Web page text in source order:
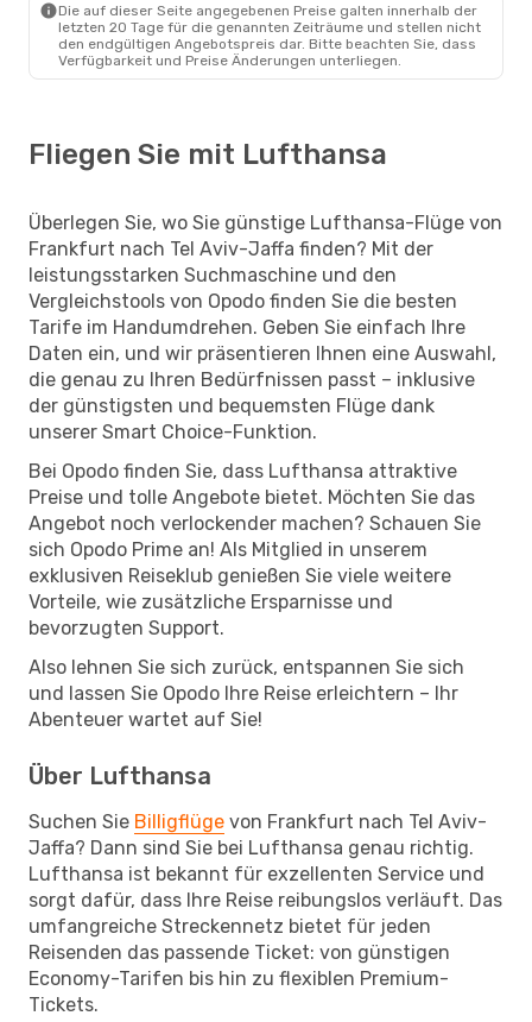
Die auf dieser Seite angegebenen Preise galten innerhalb der
letzten 20 Tage für die genannten Zeiträume und stellen nicht
den endgültigen Angebotspreis dar. Bitte beachten Sie, dass
Verfügbarkeit und Preise Änderungen unterliegen.
Fliegen Sie mit Lufthansa
Überlegen Sie, wo Sie günstige Lufthansa-Flüge von
Frankfurt nach Tel Aviv-Jaffa finden? Mit der
leistungsstarken Suchmaschine und den
Vergleichstools von Opodo finden Sie die besten
Tarife im Handumdrehen. Geben Sie einfach Ihre
Daten ein, und wir präsentieren Ihnen eine Auswahl,
die genau zu Ihren Bedürfnissen passt – inklusive
der günstigsten und bequemsten Flüge dank
unserer Smart Choice-Funktion.
Bei Opodo finden Sie, dass Lufthansa attraktive
Preise und tolle Angebote bietet. Möchten Sie das
Angebot noch verlockender machen? Schauen Sie
sich Opodo Prime an! Als Mitglied in unserem
exklusiven Reiseklub genießen Sie viele weitere
Vorteile, wie zusätzliche Ersparnisse und
bevorzugten Support.
Also lehnen Sie sich zurück, entspannen Sie sich
und lassen Sie Opodo Ihre Reise erleichtern – Ihr
Abenteuer wartet auf Sie!
Über Lufthansa
Suchen Sie Billigflüge von Frankfurt nach Tel Aviv-
Jaffa? Dann sind Sie bei Lufthansa genau richtig.
Lufthansa ist bekannt für exzellenten Service und
sorgt dafür, dass Ihre Reise reibungslos verläuft. Das
umfangreiche Streckennetz bietet für jeden
Reisenden das passende Ticket: von günstigen
Economy-Tarifen bis hin zu flexiblen Premium-
Tickets.